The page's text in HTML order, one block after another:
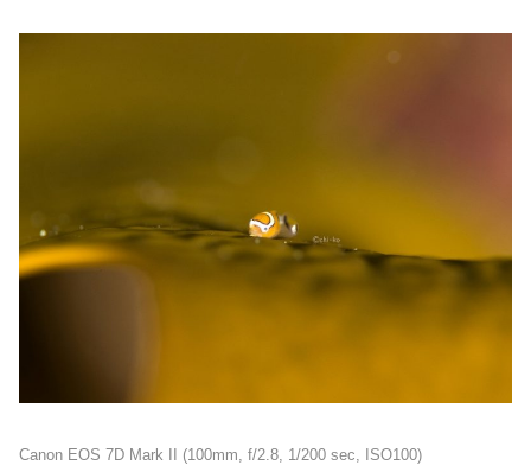
Canon EOS 7D Mark II (100mm, f/2.8, 1/200 sec, ISO100)